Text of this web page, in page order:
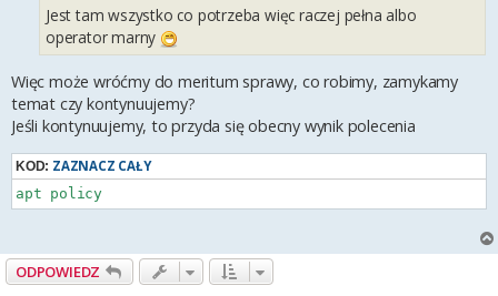
Jest tam wszystko co potrzeba więc raczej pełna albo
operator marny
Więc może wróćmy do meritum sprawy, co robimy, zamykamy
temat czy kontynuujemy?
Jeśli kontynuujemy, to przyda się obecny wynik polecenia
KOD: ZAZNACZ CAŁY
apt policy
ODPOWIEDZ